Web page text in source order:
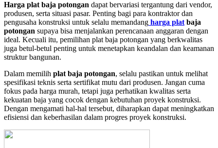
Harga plat baja potongan dapat bervariasi tergantung dari vendor,
produsen, serta situasi pasar. Penting bagi para kontraktor dan
pengusaha konstruksi untuk selalu memandang harga plat baja
potongan supaya bisa menjalankan perencanaan anggaran dengan
ideal. Kecuali itu, pemilihan plat baja potongan yang berkwalitas
juga betul-betul penting untuk menetapkan keandalan dan keamanan
struktur bangunan.
Dalam memilih plat baja potongan, selalu pastikan untuk melihat
spesifikasi teknis serta sertifikat mutu dari produsen. Jangan cuma
fokus pada harga murah, tetapi juga perhatikan kwalitas serta
kekuatan baja yang cocok dengan kebutuhan proyek konstruksi.
Dengan mengamati hal-hal tersebut, diharapkan dapat meningkatkan
efisiensi dan keberhasilan dalam progres proyek konstruksi.